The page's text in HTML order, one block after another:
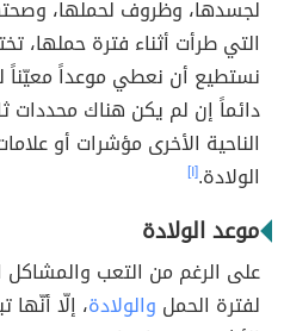
لجسدها، وظروف لحملها،
التي طرأت أثناء فترة حملها،
نستطيع أن نعطي موعداً معيّناً
دائماً إن لم يكن هناك محددات
الناحية الأخرى مؤشرات أو
الولادة.[١]
موعد الولادة
على الرغم من التعب والمشاكل
لفترة الحمل والولادة، إلّا